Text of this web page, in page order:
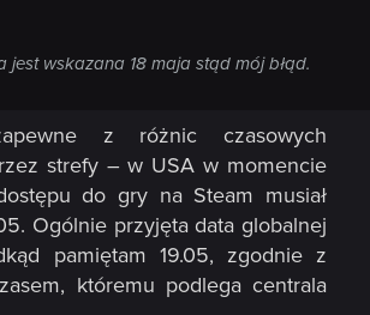
jest wskazana 18 maja stąd mój błąd.
z różnic czasowych
strefy – w USA w momencie
do gry na Steam musiał
Ogólnie przyjęta data globalnej
pamiętam 19.05, zgodnie z
któremu podlega centrala